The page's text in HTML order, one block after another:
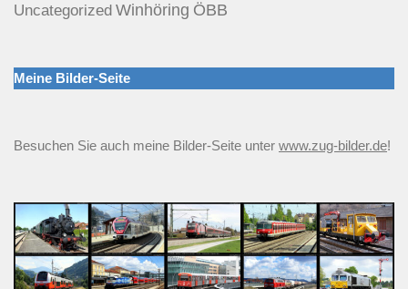
Uncategorized Winhöring ÖBB
Meine Bilder-Seite
Besuchen Sie auch meine Bilder-Seite unter www.zug-bilder.de!